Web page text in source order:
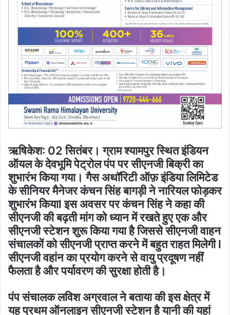
ऋषिकेश: 02 सितंबर। ग्राम श्यामपुर स्थित इंडियन
ऑयल के देवभूमि पेट्रोल पंप पर सीएनजी बिक्री का
शुभारंभ किया गया। गैस अथॉरिटी ऑफ़ इंडिया लिमिटेड
के सीनियर मैनेजर कंचन सिंह बागड़ी ने नारियल फोड़कर
शुभारंभ कियाl इस अवसर पर कंचन सिंह ने कहा की
सीएनजी की बढ़ती मांग को ध्यान में रखते हुए एक और
सीएनजी स्टेशन शुरू किया गया है जिससे सीएनजी वाहन
संचालकों को सीएनजी प्राप्त करने में बहुत राहत मिलेगी l
सीएनजी वहांन का प्रयोग करने से वायु प्रदूषण नहीं
फैलता है और पर्यावरण की सुरक्षा होती है।
पंप संचालक लविश अग्रवाल ने बताया की इस क्षेत्र में
यह प्रथम ऑनलाइन सीएनजी स्टेशन है यानी की यहां